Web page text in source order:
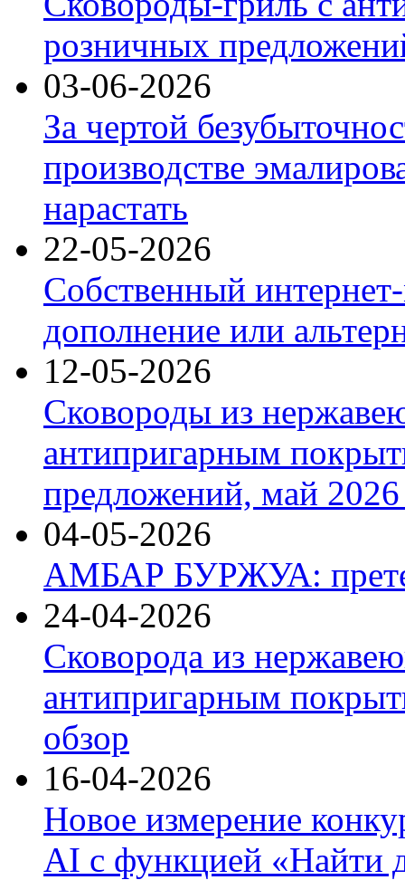
розничных
03-06-2026
За чертой
производстве
нарастать
22-05-2026
Собственный
дополнение или
12-05-2026
Сковороды из
антипригарным
предложений, май 2026
04-05-2026
АМБАР БУРЖУА:
24-04-2026
Сковорода из
антипригарным
обзор
16-04-2026
Новое измерение
AI с функцией «Найти